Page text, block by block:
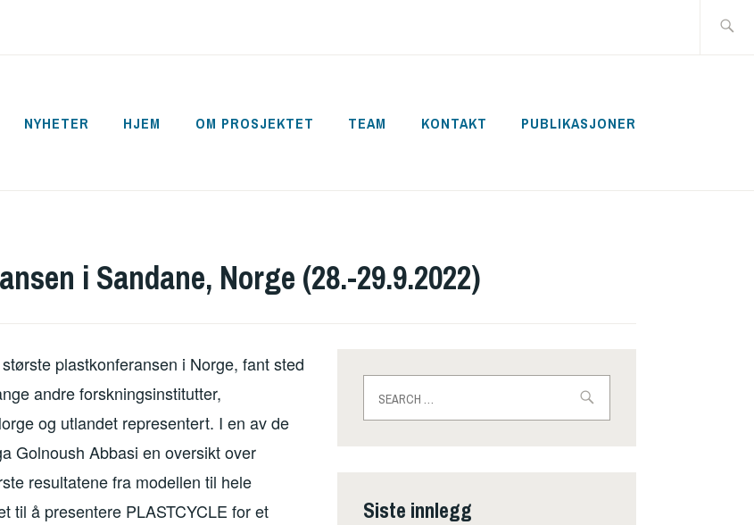
NYHETER HJEM OM PROSJEKTET TEAM KONTAKT PUBLIKASJONER
i Sandane, Norge (28.-29.9.2022)
plastkonferansen i Norge, fant sted
andre forskningsinstitutter,
og utlandet representert. I en av de
Golnoush Abbasi en oversikt over
resultatene fra modellen til hele
til å presentere PLASTCYCLE for et
for:
Siste innlegg